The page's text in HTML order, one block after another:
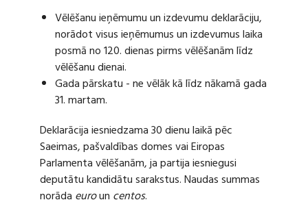
Vēlēšanu ieņēmumu un izdevumu deklarāciju,
norādot visus ieņēmumus un izdevumus laika
posmā no 120. dienas pirms vēlēšanām līdz
vēlēšanu dienai.
Gada pārskatu - ne vēlāk kā līdz nākamā gada
31. martam.
Deklarācija iesniedzama 30 dienu laikā pēc
Saeimas, pašvaldības domes vai Eiropas
Parlamenta vēlēšanām, ja partija iesniegusi
deputātu kandidātu sarakstus. Naudas summas
norāda euroun centos.